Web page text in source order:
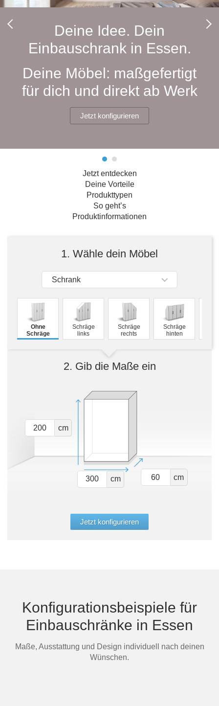
Schuhschrank
Hängeschrank
Hängeboard
TV-Möbel
Sideboard
Massivholz
Badregal
SpiegelschrankPolstermöbel
Sofa
Sessel
Hocker
der
Selection
Outdoorküche
der
Deine Idee. Dein
Einbauschrank in Essen.
Deine Möbel: maßgefertigt
für dich und direkt ab Werk
Jetzt konfigurieren
Jetzt entdecken
Deine Vorteile
Produkttypen
So geht’s
Produktinformationen
1. Wähle dein Möbel
Schrank
Ohne
Schräge
Schräge
links
Schräge
rechts
Schräge
hinten
2. Gib die Maße ein
cm
cm cm
Jetzt konfigurieren
Konfigurationsbeispiele für
Einbauschränke in Essen
Maße, Ausstattung und Design individuell nach deinen
Wünschen.
Kommoden
Massivholz-Schränke & -Regale
Wandboards